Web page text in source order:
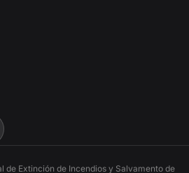
Extinción de Incendios y Salvamento de